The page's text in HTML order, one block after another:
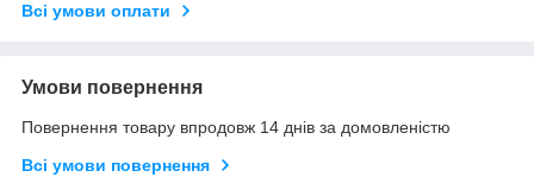
Всі умови оплати
Умови повернення
Повернення товару впродовж 14 днів за домовленістю
Всі умови повернення